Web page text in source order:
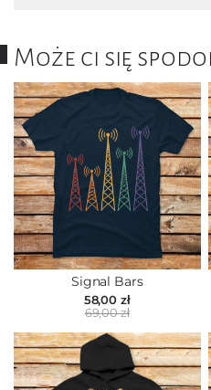
Może ci się
Signal Bars
58,00 zł
69,00 zł